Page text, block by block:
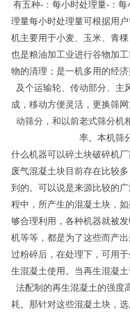
有五种-：每小时处理量-：
理量每小时处理量可根据用
机主要用于小麦、玉米、青
也是粮油加工业进行谷物加
物的清理；是一机多用的经
及个运输轮、传动部分、主
成，移动方便灵活，更换筛
动筛分，和以前老式筛分机
率。本机筛
什么机器可以碎土块破碎机
废气混凝土块目前存在比较
到的。可以说是来源比较的
程中，所产生的混凝土块，
够合理利用，各种机器就被
机等等，都是为了这些而产
过粉碎后，在处理下，可用
生混凝土使用。当再生混凝
法配制的再生混凝土的强度
耗。那针对这些混凝土块，